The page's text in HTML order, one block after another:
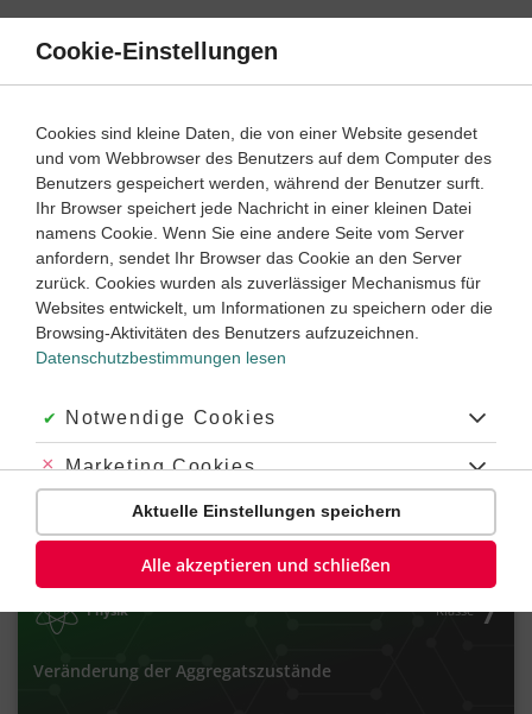
Direkt
Inhalt
Aufbau der Materie
Physik Klasse
Teilchenmodell
#Aggregatszustände
#Kondensieren
#Verdunsten #Verdampfen
#erstarren
#resublimieren
Übung
Video
1
Jetzt lernen
Physik Klasse 7
Veränderung der Aggregatszustände
Cookie-Einstellungen
Cookies sind kleine Daten, die von einer Website gesendet
und vom Webbrowser des Benutzers auf dem Computer des
Benutzers gespeichert werden, während der Benutzer surft.
Ihr Browser speichert jede Nachricht in einer kleinen Datei
namens Cookie. Wenn Sie eine andere Seite vom Server
anfordern, sendet Ihr Browser das Cookie an den Server
zurück. Cookies wurden als zuverlässiger Mechanismus für
Websites entwickelt, um Informationen zu speichern oder die
Browsing-Aktivitäten des Benutzers aufzuzeichnen.
Datenschutzbestimmungen lesen
Akzeptiert:
Notwendige Cookies
Abgelehnt:
Marketing Cookies
Abgelehnt:
Personalisierungs-Cookies
Aktuelle Einstellungen speichern
Alle akzeptieren und schließen